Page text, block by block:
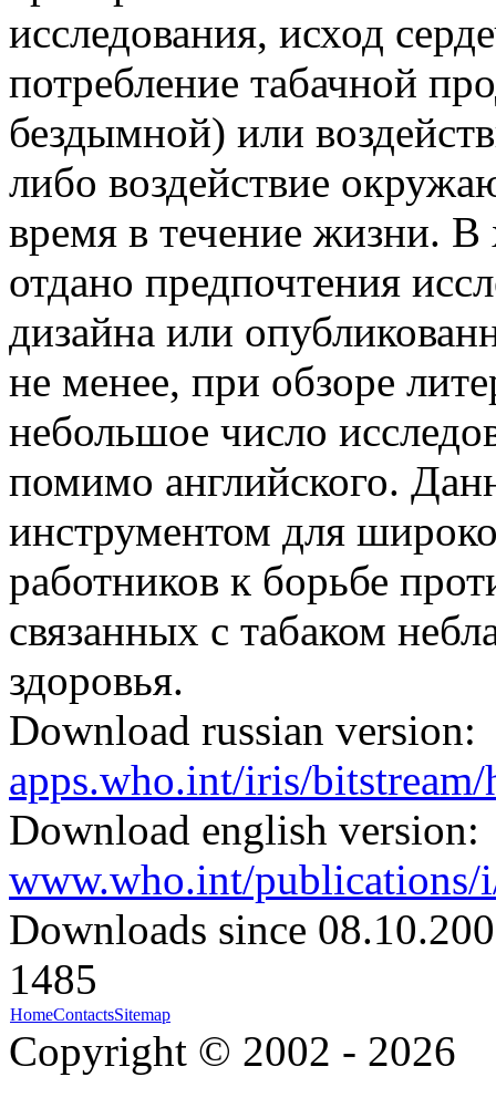
исследования, исход
потребление табачной
бездымной) или
либо воздействие
время в течение жизни. В
отдано предпочтения
дизайна или
не менее, при обзоре
небольшое число
помимо английского.
инструментом для
работников к борьбе
связанных с табаком
здоровья.
Download russian version:
apps.who.int/iris/
Download english version:
www.who.int/publications/
Downloads since
1485
HomeContactsSitemap
Copyright © 2002 - 2026